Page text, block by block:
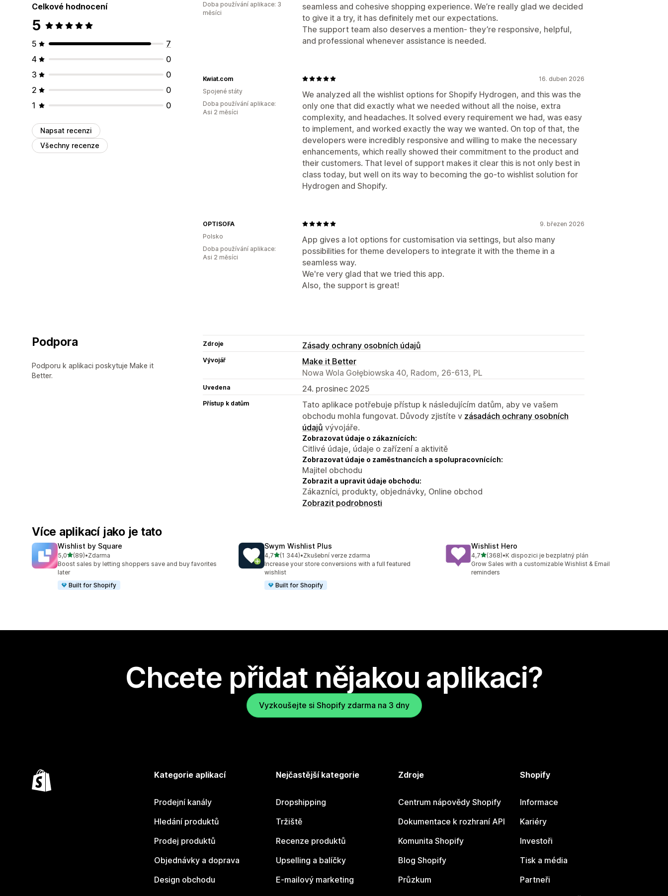
Celkové hodnocení
5
5
7
4
0
3
0
2
0
1
0
Napsat recenzi
Všechny recenze
seamless and cohesive shopping experience. We’re really glad we decided
to give it a try, it has definitely met our expectations.
The support team also deserves a mention- they’re responsive, helpful,
and professional whenever assistance is needed.
Doba používání aplikace: 3
měsíci
16. duben 2026
We analyzed all the wishlist options for Shopify Hydrogen, and this was the
only one that did exactly what we needed without all the noise, extra
complexity, and headaches. It solved every requirement we had, was easy
to implement, and worked exactly the way we wanted. On top of that, the
developers were incredibly responsive and willing to make the necessary
enhancements, which really showed their commitment to the product and
their customers. That level of support makes it clear this is not only best in
class today, but well on its way to becoming the go-to wishlist solution for
Hydrogen and Shopify.
Kwiat.com
Spojené státy
Doba používání aplikace:
Asi 2 měsíci
9. březen 2026
App gives a lot options for customisation via settings, but also many
possibilities for theme developers to integrate it with the theme in a
seamless way.
We're very glad that we tried this app.
Also, the support is great!
OPTISOFA
Polsko
Doba používání aplikace:
Asi 2 měsíci
Podpora
Podporu k aplikaci poskytuje Make it
Better.
Zdroje Zásady ochrany osobních údajů
Vývojář
Make it Better
Nowa Wola Gołębiowska 40, Radom, 26-613, PL
Uvedena 24. prosinec 2025
Přístup k datům
Tato aplikace potřebuje přístup k následujícím datům, aby ve vašem
obchodu mohla fungovat. Důvody zjistíte v zásadách ochrany osobních
údajů vývojáře.
Zobrazovat údaje o zákaznících:
Citlivé údaje, údaje o zařízení a aktivitě
Zobrazovat údaje o zaměstnancích a spolupracovnících:
Majitel obchodu
Zobrazit a upravit údaje obchodu:
Zákazníci, produkty, objednávky, Online obchod
Zobrazit podrobnosti
Více aplikací jako je tato
Wishlist by Square
5,0z 5 hvězd
(89)
Celkový počet recenzí: 89
•Zdarma
Boost sales by letting shoppers save and buy favorites
later
Built for Shopify
Swym Wishlist Plus
4,7z 5 hvězd
(1 344)
Celkový počet recenzí: 1344
•Zkušební verze zdarma
Increase your store conversions with a full featured
wishlist
Built for Shopify
Wishlist Hero
4,7z 5 hvězd
(368)
Celkový počet recenzí: 368
•K dispozici je bezplatný plán
Grow Sales with a customizable Wishlist & Email
reminders
Chcete přidat nějakou aplikaci?
Vyzkoušejte si Shopify zdarma na 3 dny
Kategorie aplikací
Prodejní kanály
Hledání produktů
Prodej produktů
Objednávky a doprava
Design obchodu
Nejčastější kategorie
Dropshipping
Tržiště
Recenze produktů
Upselling a balíčky
E-mailový marketing
Zdroje
Centrum nápovědy Shopify
Dokumentace k rozhraní API
Komunita Shopify
Blog Shopify
Průzkum
Shopify
Informace
Kariéry
Investoři
Tisk a média
Partneři